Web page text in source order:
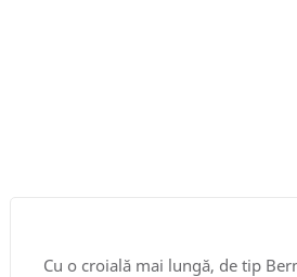
Cu o croială mai lungă, de tip